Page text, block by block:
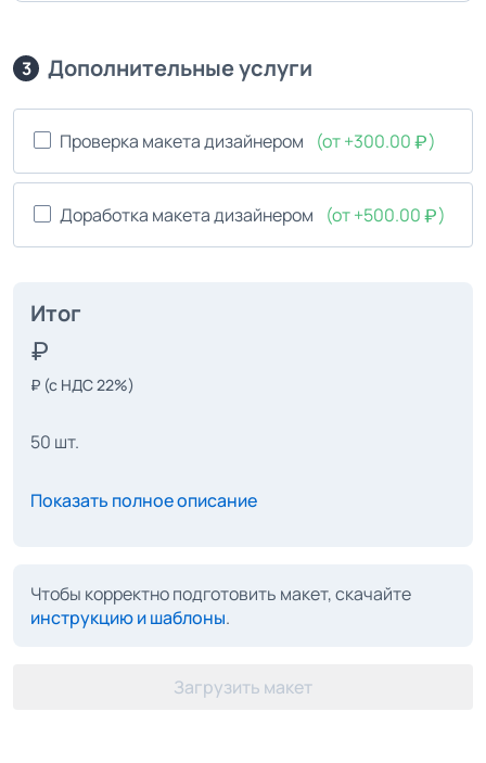
3 Дополнительные услуги
Проверка макета дизайнером (от +300.00 )
Доработка макета дизайнером (от +500.00 )
Итог
₽ (с НДС 22%)
50 шт.
Показать полное описание
Чтобы корректно подготовить макет, скачайте
инструкцию и шаблоны.
Загрузить макет